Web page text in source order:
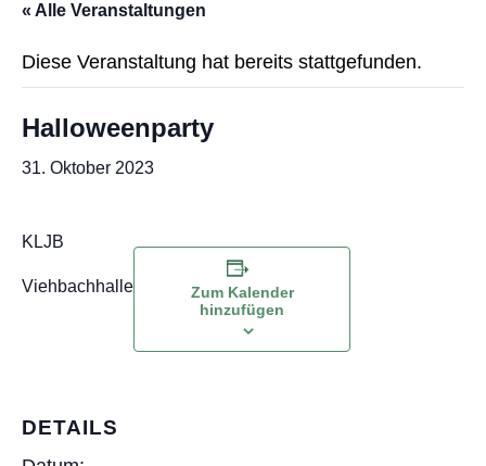
« Alle Veranstaltungen
Diese Veranstaltung hat bereits stattgefunden.
Halloweenparty
31. Oktober 2023
KLJB
Viehbachhalle
Zum Kalender
hinzufügen
DETAILS